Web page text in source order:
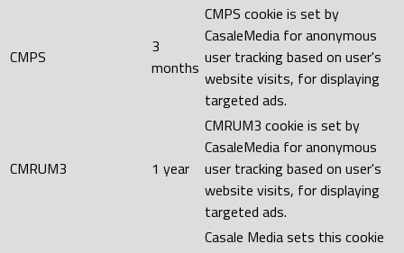
CMPS
3
months
CMPS cookie is set by
CasaleMedia for anonymous
user tracking based on user's
website visits, for displaying
targeted ads.
CMRUM3 1 year
CMRUM3 cookie is set by
CasaleMedia for anonymous
user tracking based on user's
website visits, for displaying
targeted ads.
Casale Media sets this cookie